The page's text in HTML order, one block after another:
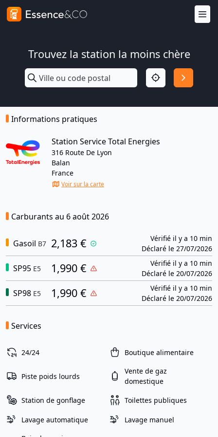
Trouvez la station la moins chère
Informations pratiques
Station Service Total Energies
316 Route De Lyon
Balan
France
Voir sur la carte
Carburants au 6 août 2026
Gasoil B7 2,183 €
Vérifié il y a 10 min
Déclaré le 27/07/2026
SP95 E5 1,990 €
Vérifié il y a 10 min
Déclaré le 20/07/2026
SP98 E5 1,990 €
Vérifié il y a 10 min
Déclaré le 20/07/2026
Services
24/24 Boutique alimentaire
Piste poids lourds
Vente de gaz
domestique
Station de gonflage Toilettes publiques
Lavage automatique Lavage manuel